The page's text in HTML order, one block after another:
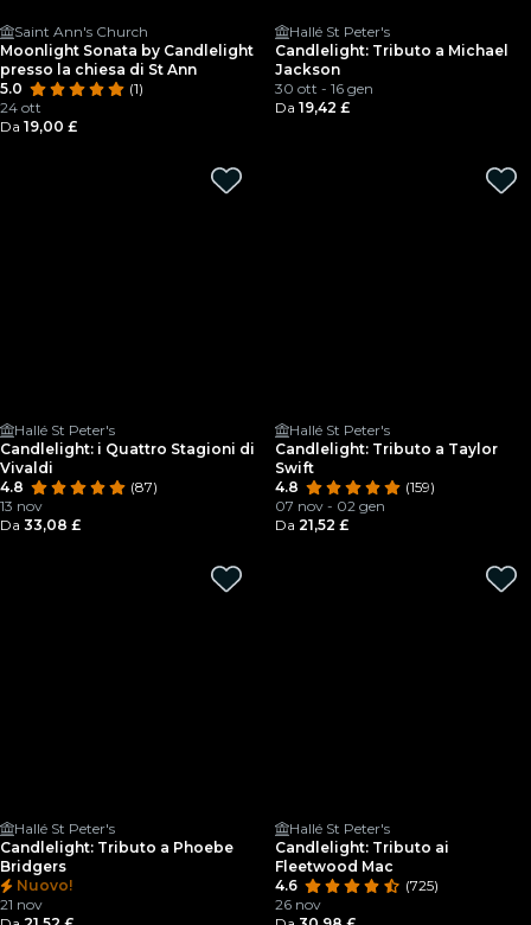
Saint Ann's Church
Moonlight Sonata by Candlelight
presso la chiesa di St Ann
5.0
(1)
24 ott
Da 19,00 £
Hallé St Peter's
Candlelight: Tributo a Michael
Jackson
30 ott - 16 gen
Da 19,42 £
Hallé St Peter's
Candlelight: i Quattro Stagioni di
Vivaldi
4.8
(87)
13 nov
Da 33,08 £
Hallé St Peter's
Candlelight: Tributo a Taylor
Swift
4.8
(159)
07 nov - 02 gen
Da 21,52 £
Hallé St Peter's
Candlelight: Tributo a Phoebe
Bridgers
Nuovo!
21 nov
Hallé St Peter's
Candlelight: Tributo ai
Fleetwood Mac
4.6
(725)
26 nov